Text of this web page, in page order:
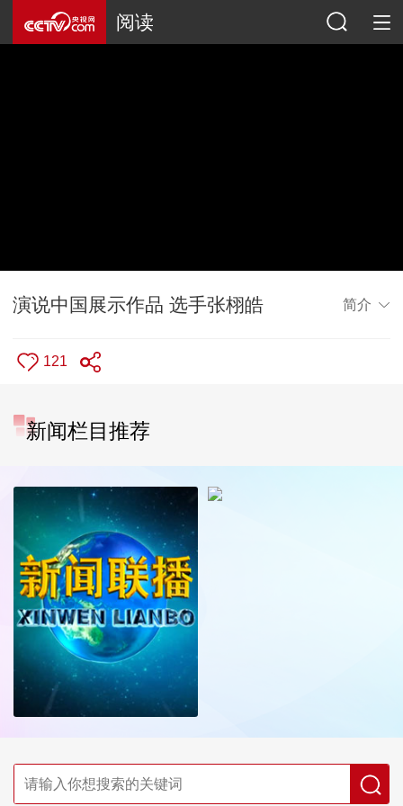
阅读
演说中国展示作品 选手张栩皓 简介
121
新闻栏目推荐